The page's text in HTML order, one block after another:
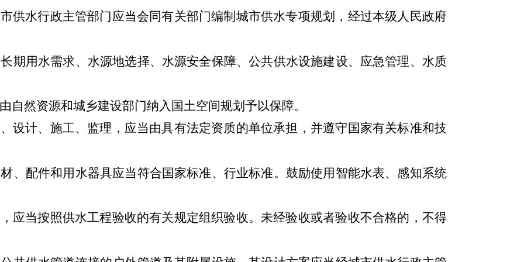
供水行政主管部门应当会同有关部门编制城市供水专项规划，经过本级人民政府
期用水需求、水源地选择、水源安全保障、公共供水设施建设、应急管理、水质
自然资源和城乡建设部门纳入国土空间规划予以保障。
设计、施工、监理，应当由具有法定资质的单位承担，并遵守国家有关标准和技
、配件和用水器具应当符合国家标准、行业标准。鼓励使用智能水表、感知系统
应当按照供水工程验收的有关规定组织验收。未经验收或者验收不合格的，不得